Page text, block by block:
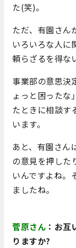
た(笑)。
ただ、有園さん
いろいろな人に
頼らざるを得な
事業部の意思決
ょっと困ったな
たときに相談す
います。
あと、有園さん
の意見を押した
いんですよね。
ましたね。
菅原さん ： お互
りますか?